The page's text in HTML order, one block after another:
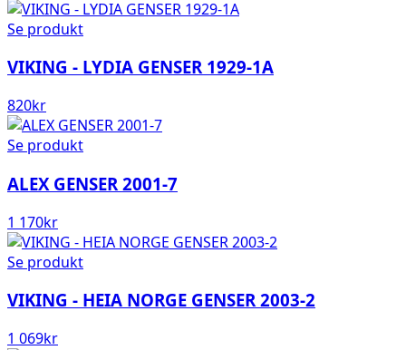
Se produkt
VIKING - LYDIA GENSER 1929-1A
820kr
Se produkt
ALEX GENSER 2001-7
1 170kr
Se produkt
VIKING - HEIA NORGE GENSER 2003-2
1 069kr